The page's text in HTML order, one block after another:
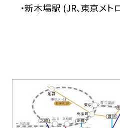
・新木場駅 (JR、東京メト